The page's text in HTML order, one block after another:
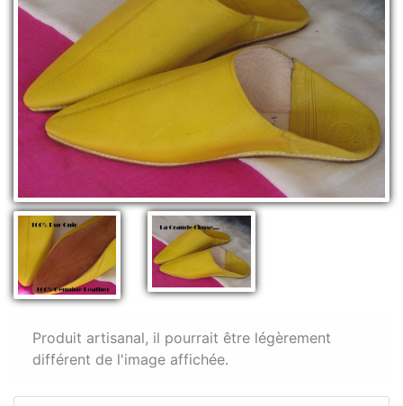
Produit artisanal, il pourrait être légèrement
différent de l'image affichée.